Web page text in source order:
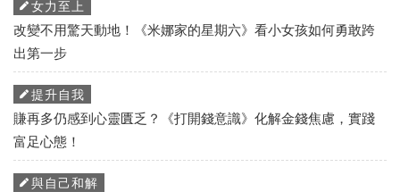
女力至上
改變不用驚天動地！《米娜家的星期六》看小女孩如何勇敢跨
出第一步
提升自我
賺再多仍感到心靈匱乏？《打開錢意識》化解金錢焦慮，實踐
富足心態！
與自己和解